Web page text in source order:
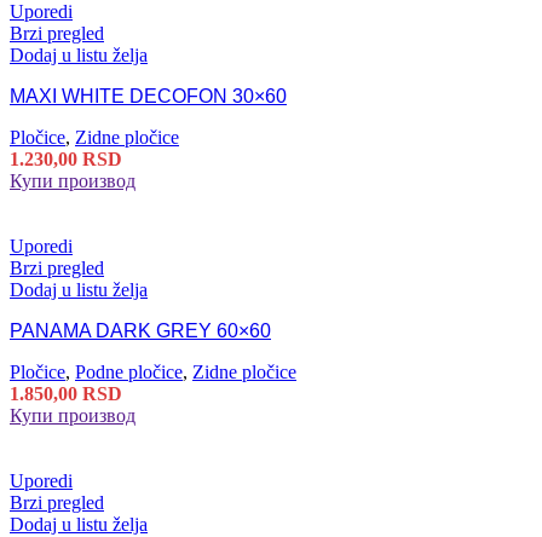
Uporedi
Brzi pregled
Dodaj u listu želja
MAXI WHITE DECOFON 30×60
Pločice, Zidne pločice
1.230,00 RSD
Купи производ
Uporedi
Brzi pregled
Dodaj u listu želja
PANAMA DARK GREY 60×60
Pločice, Podne pločice, Zidne pločice
1.850,00 RSD
Купи производ
Uporedi
Brzi pregled
Dodaj u listu želja